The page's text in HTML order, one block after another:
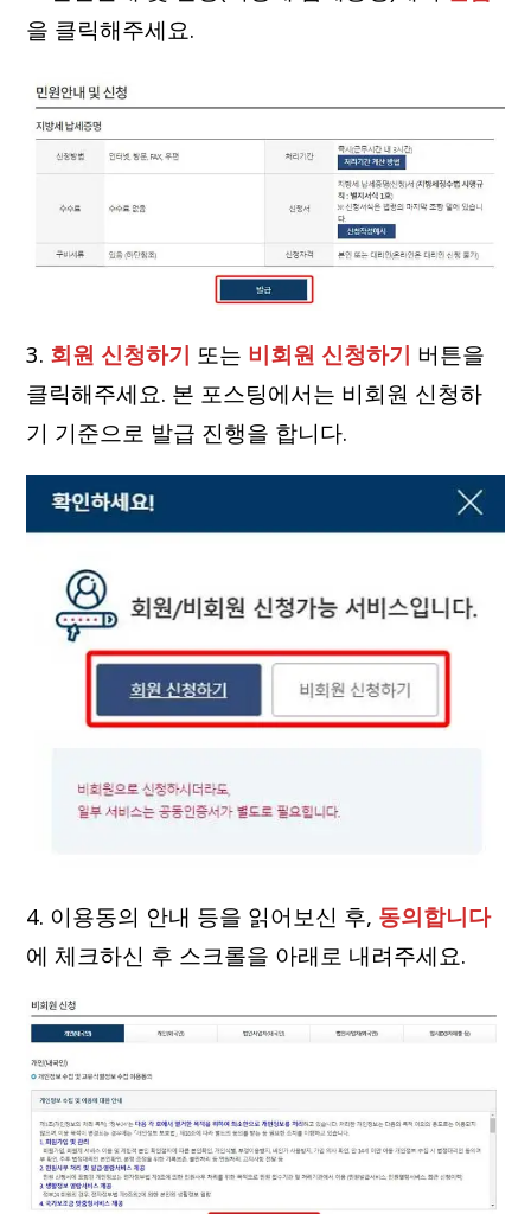
을 클릭해주세요.
3. 회원 신청하기 또는 비회원 신청하기 버튼을
클릭해주세요. 본 포스팅에서는 비회원 신청하
기 기준으로 발급 진행을 합니다.
4. 이용동의 안내 등을 읽어보신 후, 동의합니다
에 체크하신 후 스크롤을 아래로 내려주세요.